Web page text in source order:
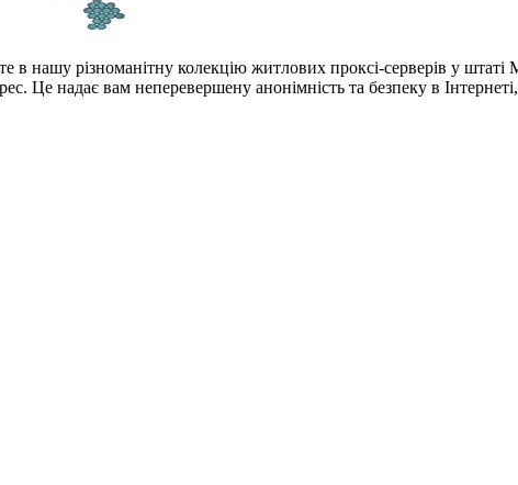
в нашу різноманітну колекцію житлових проксі-серверів у
Це надає вам неперевершену анонімність та безпеку в